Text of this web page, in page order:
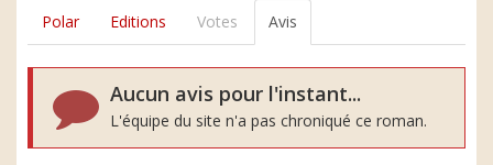
Polar Editions Votes Avis
Aucun avis pour l'instant...
L'équipe du site n'a pas chroniqué ce roman.